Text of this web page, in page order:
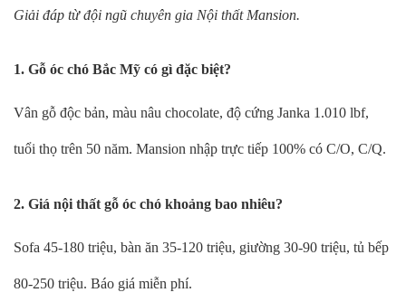
Giải đáp từ đội ngũ chuyên gia Nội thất Mansion.
1. Gỗ óc chó Bắc Mỹ có gì đặc biệt?
Vân gỗ độc bản, màu nâu chocolate, độ cứng Janka 1.010 lbf,
tuổi thọ trên 50 năm. Mansion nhập trực tiếp 100% có C/O, C/Q.
2. Giá nội thất gỗ óc chó khoảng bao nhiêu?
Sofa 45-180 triệu, bàn ăn 35-120 triệu, giường 30-90 triệu, tủ bếp
80-250 triệu. Báo giá miễn phí.